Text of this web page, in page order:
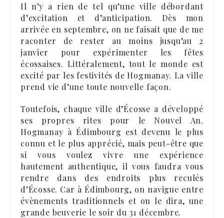
Il n’y a rien de tel qu’une ville débordant
d’excitation et d’anticipation. Dès mon
arrivée en septembre, on ne faisait que de me
raconter de rester au moins jusqu’au 2
janvier pour expérimenter les fêtes
écossaises. Littéralement, tout le monde est
excité par les festivités de Hogmanay. La ville
prend vie d’une toute nouvelle façon.
Toutefois, chaque ville d’Écosse a développé
ses propres rites pour le Nouvel An.
Hogmanay à Édimbourg est devenu le plus
connu et le plus apprécié, mais peut-être que
si vous voulez vivre une expérience
hautement authentique, il vous faudra vous
rendre dans des endroits plus reculés
d’Écosse. Car à Édimbourg, on navigue entre
évènements traditionnels et on le dira, une
grande beuverie le soir du 31 décembre.